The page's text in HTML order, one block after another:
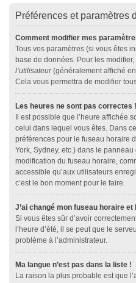
Préférences et paramètres
Comment modifier mes
Tous vos paramètres (si vous êtes
base de données. Pour les
l’utilisateur(généralement affiché
Cela vous permettra de modifier
Les heures ne sont pas correctes !
Il est possible que l’heure affichée
celui dans lequel vous êtes. Dans
préférences pour le fuseau horaire
York, Sydney, etc.) dans le
modification du fuseau horaire,
accessible qu’aux utilisateurs
c’est le bon moment pour le faire.
J’ai changé mon fuseau horaire
Si vous êtes sûr d’avoir
l’heure d’été, il se peut que le
problème à l’administrateur.
Ma langue n’est pas dans la liste !
La raison la plus probable est que